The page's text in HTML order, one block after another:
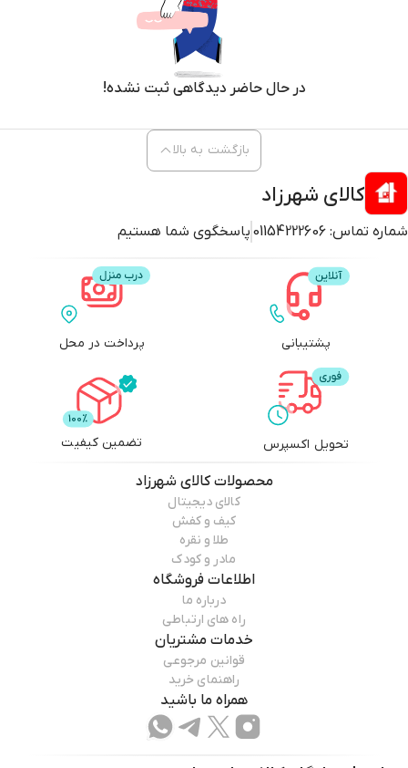
در حال حاضر دیدگاهی ثبت نشده!
کالای شهرزاد
شماره تماس: 01154222606 پاسخگوی شما هستیم
بازگشت به بالا
پشتیبانی پرداخت در محل
تحویل اکسپرس تضمین کیفیت
محصولاتکالای شهرزاد
کالای دیجیتال
کیف و کفش
طلا و نقره
مادر و کودک
اطلاعات فروشگاه
درباره ما
راه های ارتباطی
خدمات مشتریان
قوانین مرجوعی
راهنمای خرید
همراه ما باشید